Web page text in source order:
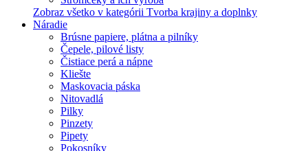
Zobraz všetko v kategórii Tvorba krajiny a doplnky
Náradie
Brúsne papiere, plátna a pilníky
Čepele, pilové listy
Čistiace perá a nápne
Kliešte
Maskovacia páska
Nitovadlá
Pilky
Pinzety
Pipety
Pokosníky